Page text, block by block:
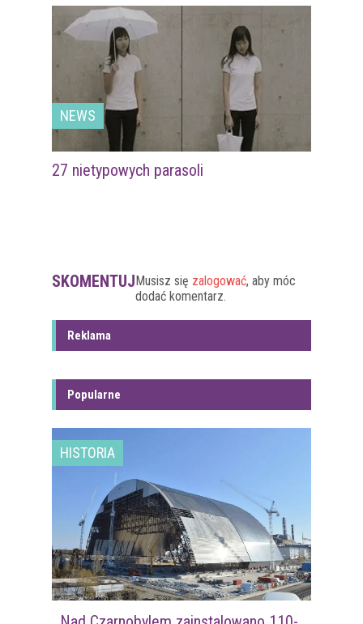
NEWS
27 nietypowych parasoli
SKOMENTUJMusisz się zalogować, aby móc
dodać komentarz.
Reklama
Popularne
HISTORIA